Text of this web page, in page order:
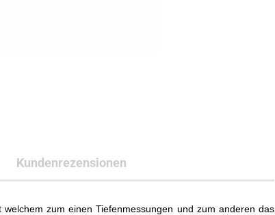
Kundenrezensionen
zum einen Tiefenmessungen und zum anderen das